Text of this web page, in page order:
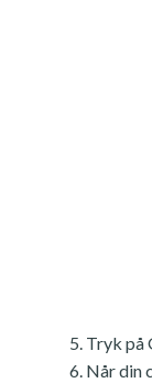
Tryk på
Når din